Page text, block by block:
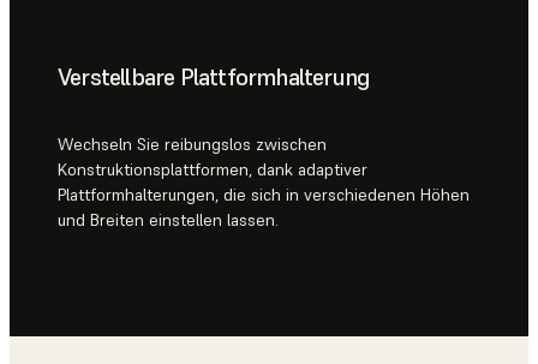
Verstellbare Plattformhalterung
Wechseln Sie reibungslos zwischen
Konstruktionsplattformen, dank adaptiver
Plattformhalterungen, die sich in verschiedenen Höhen
und Breiten einstellen lassen.